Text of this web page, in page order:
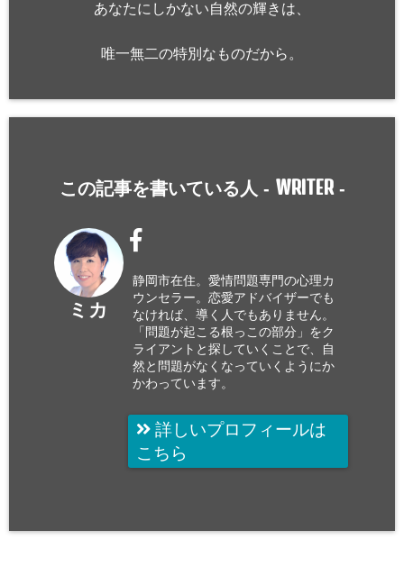
あなたにしかない自然の輝きは、
唯一無二の特別なものだから。
この記事を書いている人 - WRITER-
ミカ
静岡市在住。愛情問題専門の心理カ
ウンセラー。恋愛アドバイザーでも
なければ、導く人でもありません。
「問題が起こる根っこの部分」をク
ライアントと探していくことで、自
然と問題がなくなっていくようにか
かわっています。
詳しいプロフィールは
こちら